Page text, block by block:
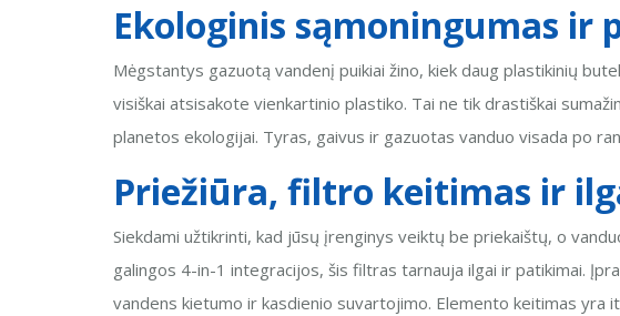
Ekologinis sąmoningumas ir
Mėgstantys gazuotą vandenį puikiai žino, kiek daug plastikinių
visiškai atsisakote vienkartinio plastiko. Tai ne tik drastiškai
planetos ekologijai. Tyras, gaivus ir gazuotas vanduo visada po
Priežiūra, filtro keitimas ir
Siekdami užtikrinti, kad jūsų įrenginys veiktų be priekaištų, o
galingos 4-in-1 integracijos, šis filtras tarnauja ilgai ir patikimai.
vandens kietumo ir kasdienio suvartojimo. Elemento keitimas yra